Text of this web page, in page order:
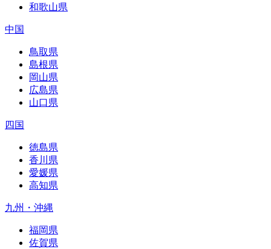
和歌山県
中国
鳥取県
島根県
岡山県
広島県
山口県
四国
徳島県
香川県
愛媛県
高知県
九州・沖縄
福岡県
佐賀県